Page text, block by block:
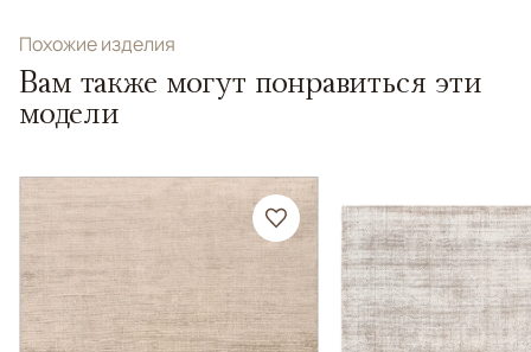
Похожие изделия
Вам также могут понравиться эти
модели